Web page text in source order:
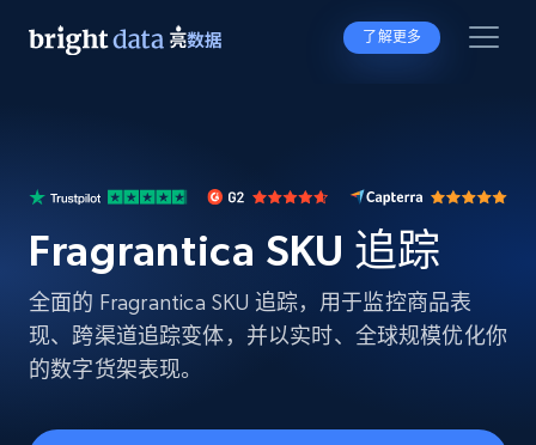
了解更多
Fragrantica SKU 追踪
全面的 Fragrantica SKU 追踪，用于监控商品表
现、跨渠道追踪变体，并以实时、全球规模优化你
的数字货架表现。